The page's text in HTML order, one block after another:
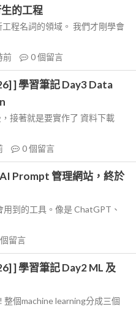
的工程
程名詞的領域。 我們才剛學會
前 0個留言
] 學習筆記 Day3 Data
接著就是要實作了 資料下載
0個留言
AI Prompt 管理網站，終於
到的工具。像是 ChatGPT、
個留言
] 學習筆記 Day2 ML 及
個machine learning分成三個